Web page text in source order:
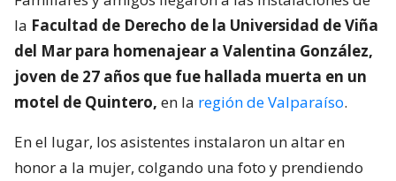
la Facultad de Derecho de la Universidad de Viña
del Mar para homenajear a Valentina González,
joven de 27 años que fue hallada muerta en un
motel de Quintero, en la región de Valparaíso.
En el lugar, los asistentes instalaron un altar en
honor a la mujer, colgando una foto y prendiendo